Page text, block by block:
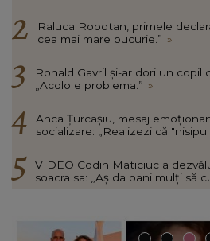
Raluca Ropotan, primele
cea mai mare bucurie.” »
Ronald Gavril și-ar dori un copil
„Acolo e problema.” »
Anca Țurcașiu, mesaj
socializare: „Realizezi că "nisipul
VIDEO Codin Maticiuc a
soacra sa: „Aș da bani mulți să